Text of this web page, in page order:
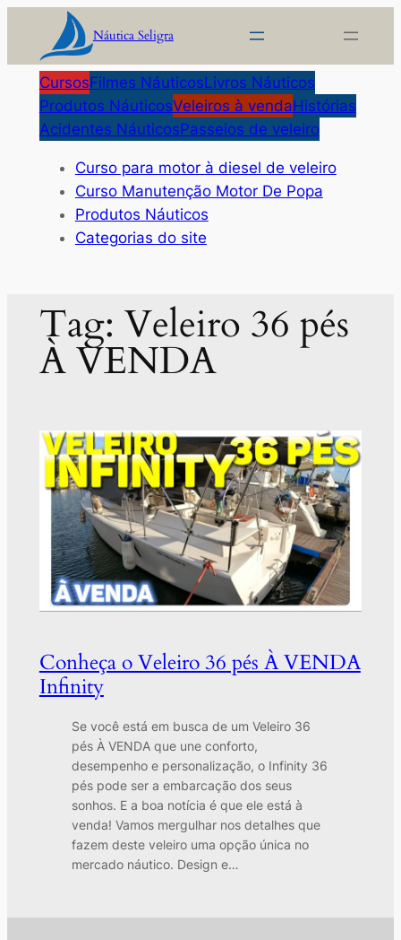
o
conteúdo
Náutica Seligra
CursosFilmes NáuticosLivros Náuticos
Produtos NáuticosVeleiros à vendaHistórias
Acidentes NáuticosPasseios de veleiro
Curso para motor à diesel de veleiro
Curso Manutenção Motor De Popa
Produtos Náuticos
Categorias do site
Tag: Veleiro 36 pés
À VENDA
Conheça o Veleiro 36 pés À VENDA
Infinity
Se você está em busca de um Veleiro 36
pés À VENDA que une conforto,
desempenho e personalização, o Infinity 36
pés pode ser a embarcação dos seus
sonhos. E a boa notícia é que ele está à
venda! Vamos mergulhar nos detalhes que
fazem deste veleiro uma opção única no
mercado náutico. Design e…